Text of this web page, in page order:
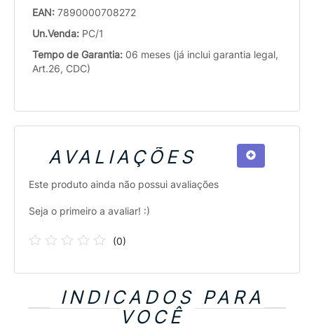
EAN: 7890000708272
Un.Venda: PC/1
Tempo de Garantia: 06 meses (já inclui garantia legal,
Art.26, CDC)
AVALIAÇÕES
Este produto ainda não possui avaliações
Seja o primeiro a avaliar! :)
(0)
INDICADOS PARA
VOCÊ